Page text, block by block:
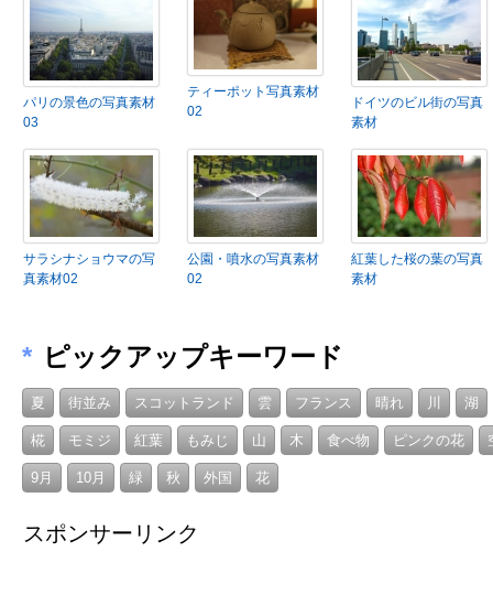
パリの景色の写真素材
03
ティーポット写真素材
02
ドイツのビル街の写真
素材
サラシナショウマの写
真素材02
公園・噴水の写真素材
02
紅葉した桜の葉の写真
素材
* ピックアップキーワード
夏 街並み スコットランド 雲 フランス 晴れ 川 湖
椛 モミジ 紅葉 もみじ 山 木 食べ物 ピンクの花
9月 10月 緑 秋 外国 花
スポンサーリンク